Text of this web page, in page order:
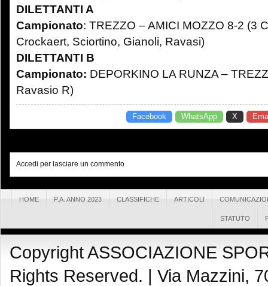
DILETTANTI A
Campionato: TREZZO – AMICI MOZZO 8-2 (3
Crockaert, Sciortino, Gianoli, Ravasi)
DILETTANTI B
Campionato: DEPORKINO LA RUNZA –
Ravasio R)
Facebook WhatsApp X
Accedi per lasciare un commento
HOME P.A. ANNO 2023 CLASSIFICHE ARTICOLI
STATUTO
Copyright ASSOCIAZIONE
Rights Reserved. | Via Mazzini,